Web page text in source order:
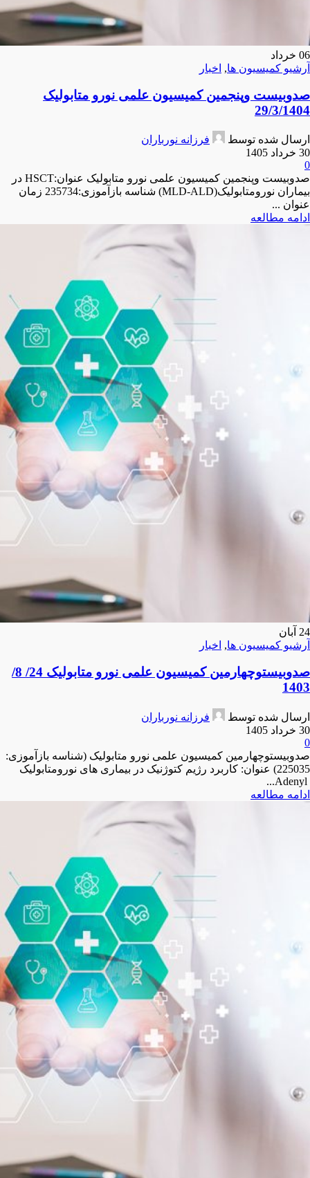
06 خرداد
آرشیو کمیسیون ها, اخبار
صدوبیست وپنجمین کمیسیون علمی نورو متابولیک
29/3/1404
ارسال شده توسط
فرزانه نورباران
30 خرداد 1405
0
صدوبیست وپنجمین کمیسیون علمی نورو متابولیک عنوان:HSCT در
بیماران نورومتابولیک(MLD-ALD) شناسه بازآموزی:235734 زمان
عنوان ...
ادامه مطالعه
24 آبان
آرشیو کمیسیون ها, اخبار
صدوبیستوچهارمین کمیسیون علمی نورو متابولیک 24/ 8/
1403
ارسال شده توسط
فرزانه نورباران
30 خرداد 1405
0
صدوبیستوچهارمین کمیسیون علمی نورو متابولیک (شناسه بازآموزی:
225035) عنوان: کاربرد رژیم کتوژنیک در بیماری های نورومتابولیک
ادامه مطالعه